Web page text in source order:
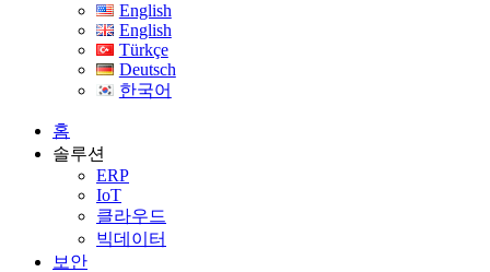
English
English
Türkçe
Deutsch
한국어
홈
솔루션
ERP
IoT
클라우드
빅데이터
보안